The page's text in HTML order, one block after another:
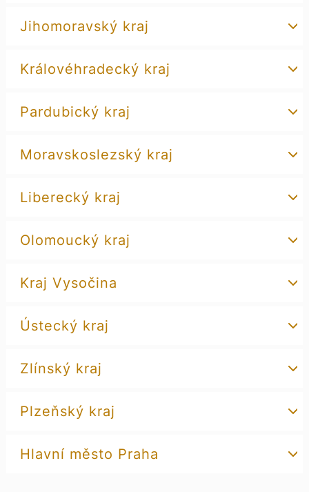
Jihomoravský kraj
Královéhradecký kraj
Pardubický kraj
Moravskoslezský kraj
Liberecký kraj
Olomoucký kraj
Kraj Vysočina
Ústecký kraj
Zlínský kraj
Plzeňský kraj
Hlavní město Praha